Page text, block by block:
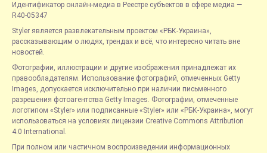
Идентификатор онлайн-медиа в Реестре субъектов в сфере медиа —
R40-05347
Styler является развлекательным проектом «РБК-Украина»,
рассказывающим о людях, трендах и всё, что интересно читать вне
новостей.
Фотографии, иллюстрации и другие изображения принадлежат их
правообладателям. Использование фотографий, отмеченных Getty
Images, допускается исключительно при наличии письменного
разрешения фотоагентства Getty Images. Фотографии, отмеченные
логотипом «Styler» или подписанные «Styler» или «РБК-Украина», могут
использоваться на условиях лицензии Creative Commons Attribution
4.0 International.
При полном или частичном воспроизведении информационных